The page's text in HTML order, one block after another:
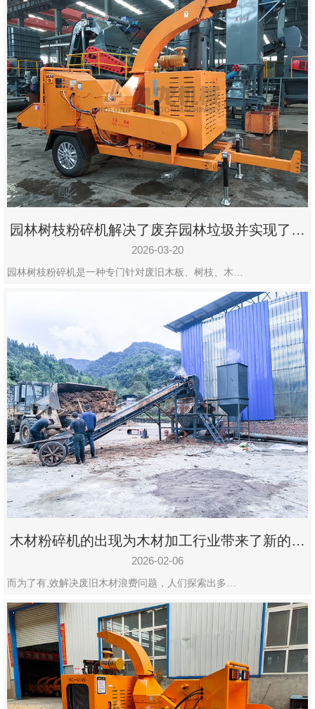
园林树枝粉碎机解决了废弃园林垃圾并实现了再
利用
2026-03-20
园林树枝粉碎机是一种专门针对废旧木板、树枝、木…
木材粉碎机的出现为木材加工行业带来了新的变
化
2026-02-06
而为了有,效解决废旧木材浪费问题，人们探索出多…